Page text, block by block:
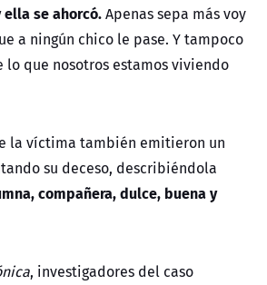
se ahorcó.Apenas sepa más voy
a ningún chico le pase. Y tampoco
lo que nosotros estamos viviendo
la víctima también emitieron un
su deceso, describiéndola
compañera, dulce, buena y
, investigadores del caso